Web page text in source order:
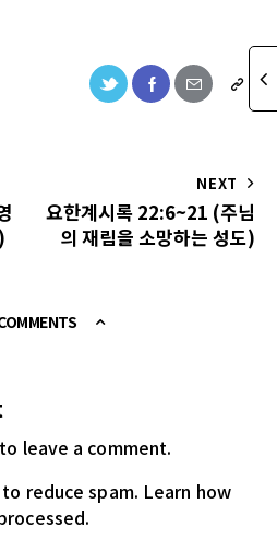
NEXT
요한계시록 22:6~21 (주님
의 재림을 소망하는 성도)
to leave a comment.
reduce spam. Learn how